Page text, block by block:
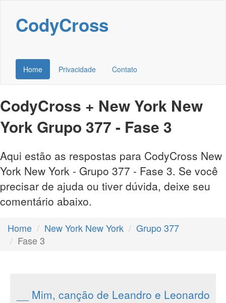
CodyCross
Home Privacidade Contato
CodyCross + New York New
York Grupo 377 - Fase 3
Aqui estão as respostas para CodyCross New
York New York - Grupo 377 - Fase 3. Se você
precisar de ajuda ou tiver dúvida, deixe seu
comentário abaixo.
Home New York New York
Grupo 377
Fase 3
__ Mim, canção de Leandro e Leonardo